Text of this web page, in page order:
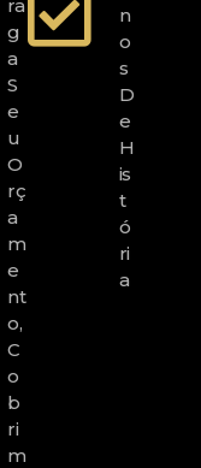
Ra
G
A
S
E
U
O
Rç
A
M
E
Nt
O,
C
O
B
Ri
M
N
O
S
D
E
H
Is
T
Ó
Ri
A